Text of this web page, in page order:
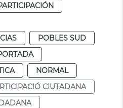
POBLES SUD
NORMAL
CIUTADANA